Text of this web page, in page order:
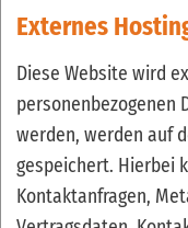
Externes
Diese Website wird
personenbezogenen
werden, werden auf
gespeichert. Hierbei
Kontaktanfragen,